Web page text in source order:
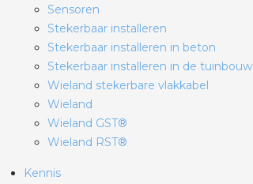
Sensoren
Stekerbaar installeren
Stekerbaar installeren in beton
Stekerbaar installeren in de tuinbouw
Wieland stekerbare vlakkabel
Wieland
Wieland GST®
Wieland RST®
Kennis